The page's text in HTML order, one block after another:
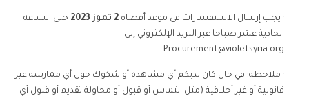
· يجب إرسال الاستفسارات في موعد أقصاه 2 تموز 2023
حتى الساعة
الحادية عشر صباحا عبر البريد الإلكتروني إلى
Procurement@violetsyria.org
.
· ملاحظة: في حال كان لديكم أي مشاهدة أو شكوك حول أي ممارسة غير
قانونية أو غير أخلاقية (مثل التماس أو قبول أو محاولة تقديم أو قبول أي